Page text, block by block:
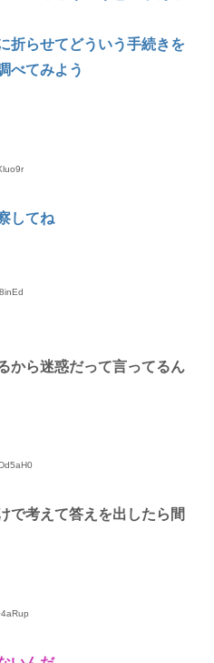
折らせてどういう手続きを
べてみよう
してね
から迷惑だって言ってるん
で考えて答えを出したら間